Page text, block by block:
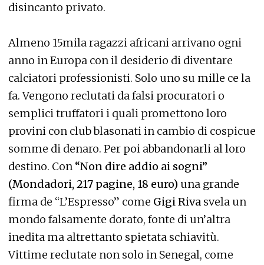
disincanto privato.
Almeno 15mila ragazzi africani arrivano ogni
anno in Europa con il desiderio di diventare
calciatori professionisti. Solo uno su mille ce la
fa. Vengono reclutati da falsi procuratori o
semplici truffatori i quali promettono loro
provini con club blasonati in cambio di cospicue
somme di denaro. Per poi abbandonarli al loro
destino. Con “Non dire addio ai sogni”
(Mondadori, 217 pagine, 18 euro) una grande
firma de “L’Espresso” come Gigi Riva svela un
mondo falsamente dorato, fonte di un’altra
inedita ma altrettanto spietata schiavitù.
Vittime reclutate non solo in Senegal, come